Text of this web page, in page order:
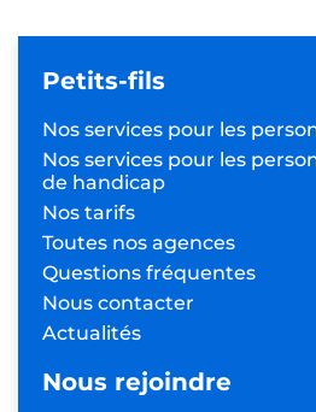
Petits-fils
Nos services pour les
Nos services pour les
de handicap
Nos tarifs
Toutes nos agences
Questions fréquentes
Nous contacter
Actualités
Nous rejoindre